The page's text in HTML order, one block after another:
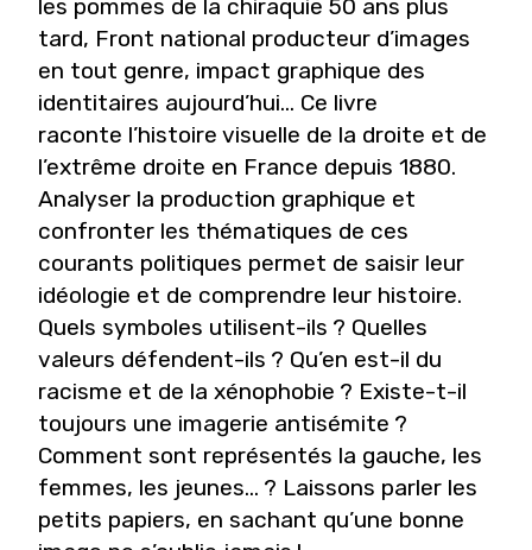
les pommes de la chiraquie 50 ans plus
tard, Front national producteur d’images
en tout genre, impact graphique des
identitaires aujourd’hui… Ce livre
raconte l’histoire visuelle de la droite et de
l’extrême droite en France depuis 1880.
Analyser la production graphique et
confronter les thématiques de ces
courants politiques permet de saisir leur
idéologie et de comprendre leur histoire.
Quels symboles utilisent-ils ? Quelles
valeurs défendent-ils ? Qu’en est-il du
racisme et de la xénophobie ? Existe-t-il
toujours une imagerie antisémite ?
Comment sont représentés la gauche, les
femmes, les jeunes… ? Laissons parler les
petits papiers, en sachant qu’une bonne